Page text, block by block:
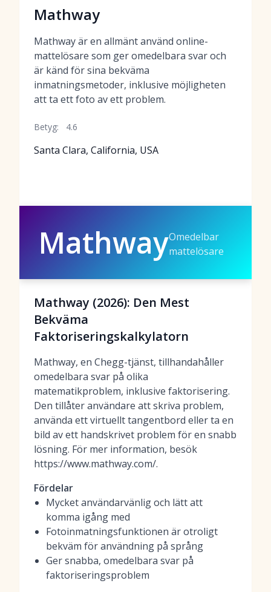
Mathway
Mathway är en allmänt använd online-
mattelösare som ger omedelbara svar och
är känd för sina bekväma
inmatningsmetoder, inklusive möjligheten
att ta ett foto av ett problem.
Betyg: 4.6
Santa Clara, California, USA
MathwayOmedelbar
mattelösare
Mathway (2026): Den Mest
Bekväma
Faktoriseringskalkylatorn
Mathway, en Chegg-tjänst, tillhandahåller
omedelbara svar på olika
matematikproblem, inklusive faktorisering.
Den tillåter användare att skriva problem,
använda ett virtuellt tangentbord eller ta en
bild av ett handskrivet problem för en snabb
lösning. För mer information, besök
https://www.mathway.com/.
Fördelar
Mycket användarvänlig och lätt att
komma igång med
Fotoinmatningsfunktionen är otroligt
bekväm för användning på språng
Ger snabba, omedelbara svar på
faktoriseringsproblem